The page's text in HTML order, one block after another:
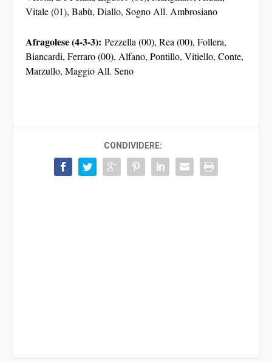
Vitale (01), Babù, Diallo, Sogno All. Ambrosiano
Afragolese (4-3-3):Pezzella (00), Rea (00), Follera,
Biancardi, Ferraro (00), Alfano, Pontillo, Vitiello, Conte,
Marzullo, Maggio All. Seno
CONDIVIDERE: